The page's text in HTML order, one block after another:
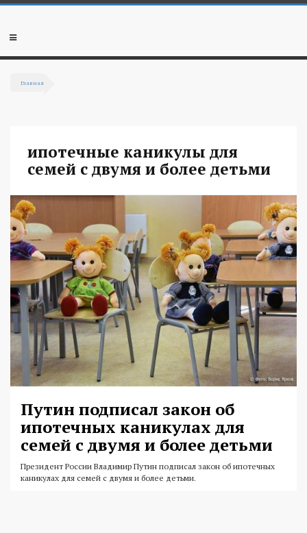
Перейти к основному содержанию
Мобильное
Главная
ипотечные каникулы для
семей с двумя и более детьми
Путин подписал закон об
ипотечных каникулах для
семей с двумя и более детьми
Президент России Владимир Путин подписал закон об ипотечных
каникулах для семей с двумя и более детьми.